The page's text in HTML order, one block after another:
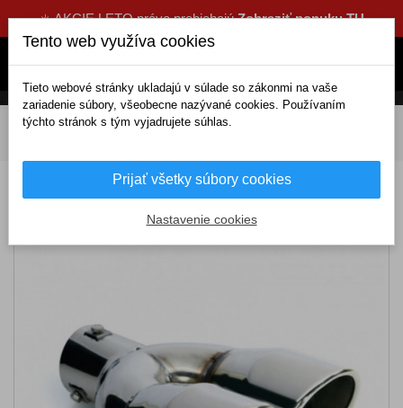
☀️ AKCIE LETO práve prebiehajúZobraziť ponuku TU
DOMOV Tuning a dekorácie
Koncovka výfuku (Ø výfuku do 48mm) TS-
22
Tento web využíva cookies
Tieto webové stránky ukladajú v súlade so zákonmi na vaše
zariadenie súbory, všeobecne nazývané cookies. Používaním
týchto stránok s tým vyjadrujete súhlas.
Prijať všetky súbory cookies
Nastavenie cookies